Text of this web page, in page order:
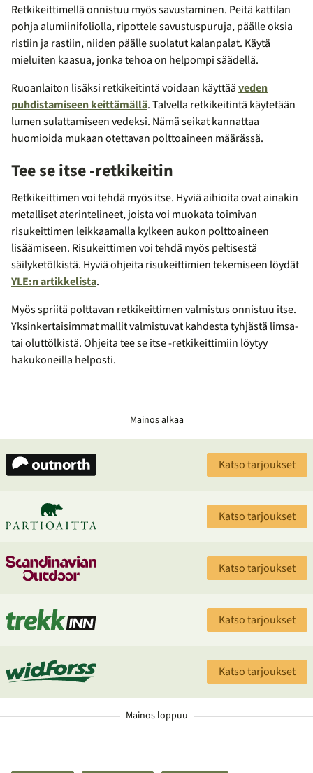
Retkikeittimellä onnistuu myös savustaminen. Peitä kattilan
pohja alumiinifoliolla, ripottele savustuspuruja, päälle oksia
ristiin ja rastiin, niiden päälle suolatut kalanpalat. Käytä
mieluiten kaasua, jonka tehoa on helpompi säädellä.
Ruoanlaiton lisäksi retkikeitintä voidaan käyttääveden
puhdistamiseen keittämällä. Talvella retkikeitintä käytetään
lumen sulattamiseen vedeksi. Nämä seikat kannattaa
huomioida mukaan otettavan polttoaineen määrässä.
Tee se itse -retkikeitin
Retkikeittimen voi tehdä myös itse. Hyviä aihioita ovat ainakin
metalliset aterintelineet, joista voi muokata toimivan
risukeittimen leikkaamalla kylkeen aukon polttoaineen
lisäämiseen. Risukeittimen voi tehdä myös peltisestä
säilyketölkistä. Hyviä ohjeita risukeittimien tekemiseen löydät
YLE:n artikkelista.
Myös spriitä polttavan retkikeittimen valmistus onnistuu itse.
Yksinkertaisimmat mallit valmistuvat kahdesta tyhjästä limsa-
tai oluttölkistä. Ohjeita tee se itse -retkikeittimiin löytyy
hakukoneilla helposti.
Mainos alkaa
Katso tarjoukset
Katso tarjoukset
Katso tarjoukset
Katso tarjoukset
Katso tarjoukset
Mainos loppuu